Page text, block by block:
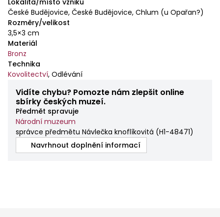
České Budějovice, České Budějovice, Chlum (u Opařan?)
Rozměry/velikost
3,5×3 cm
Materiál
Bronz
Technika
Kovolitectví, Odlévání
Vidíte chybu? Pomozte nám zlepšit online
sbírky českých muzeí.
Předmět spravuje
Národní muzeum
správce předmětu Návlečka knoflíkovitá (H1-48471)
Navrhnout doplnění informací